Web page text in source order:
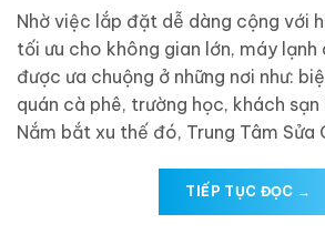
Nhờ việc lắp đặt dễ dàng cộng với
tối ưu cho không gian lớn, máy
được ưa chuộng ở những nơi như:
quán cà phê, trường học, khách sạn
Nắm bắt xu thế đó, Trung Tâm Sửa
TIẾP TỤC ĐỌC →